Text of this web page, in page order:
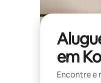
em
Encontre e